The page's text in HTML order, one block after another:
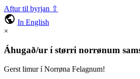
Aftur til byrjan ⇧
public In English
×
Áhugað/ur í størri norrønum
Gerst limur í Norrøna Felagnum!